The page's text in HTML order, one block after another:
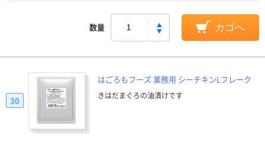
数量 カゴへ
はごろもフーズ 業務用 シーチキンLフレーク
きはだまぐろの油漬けです
30